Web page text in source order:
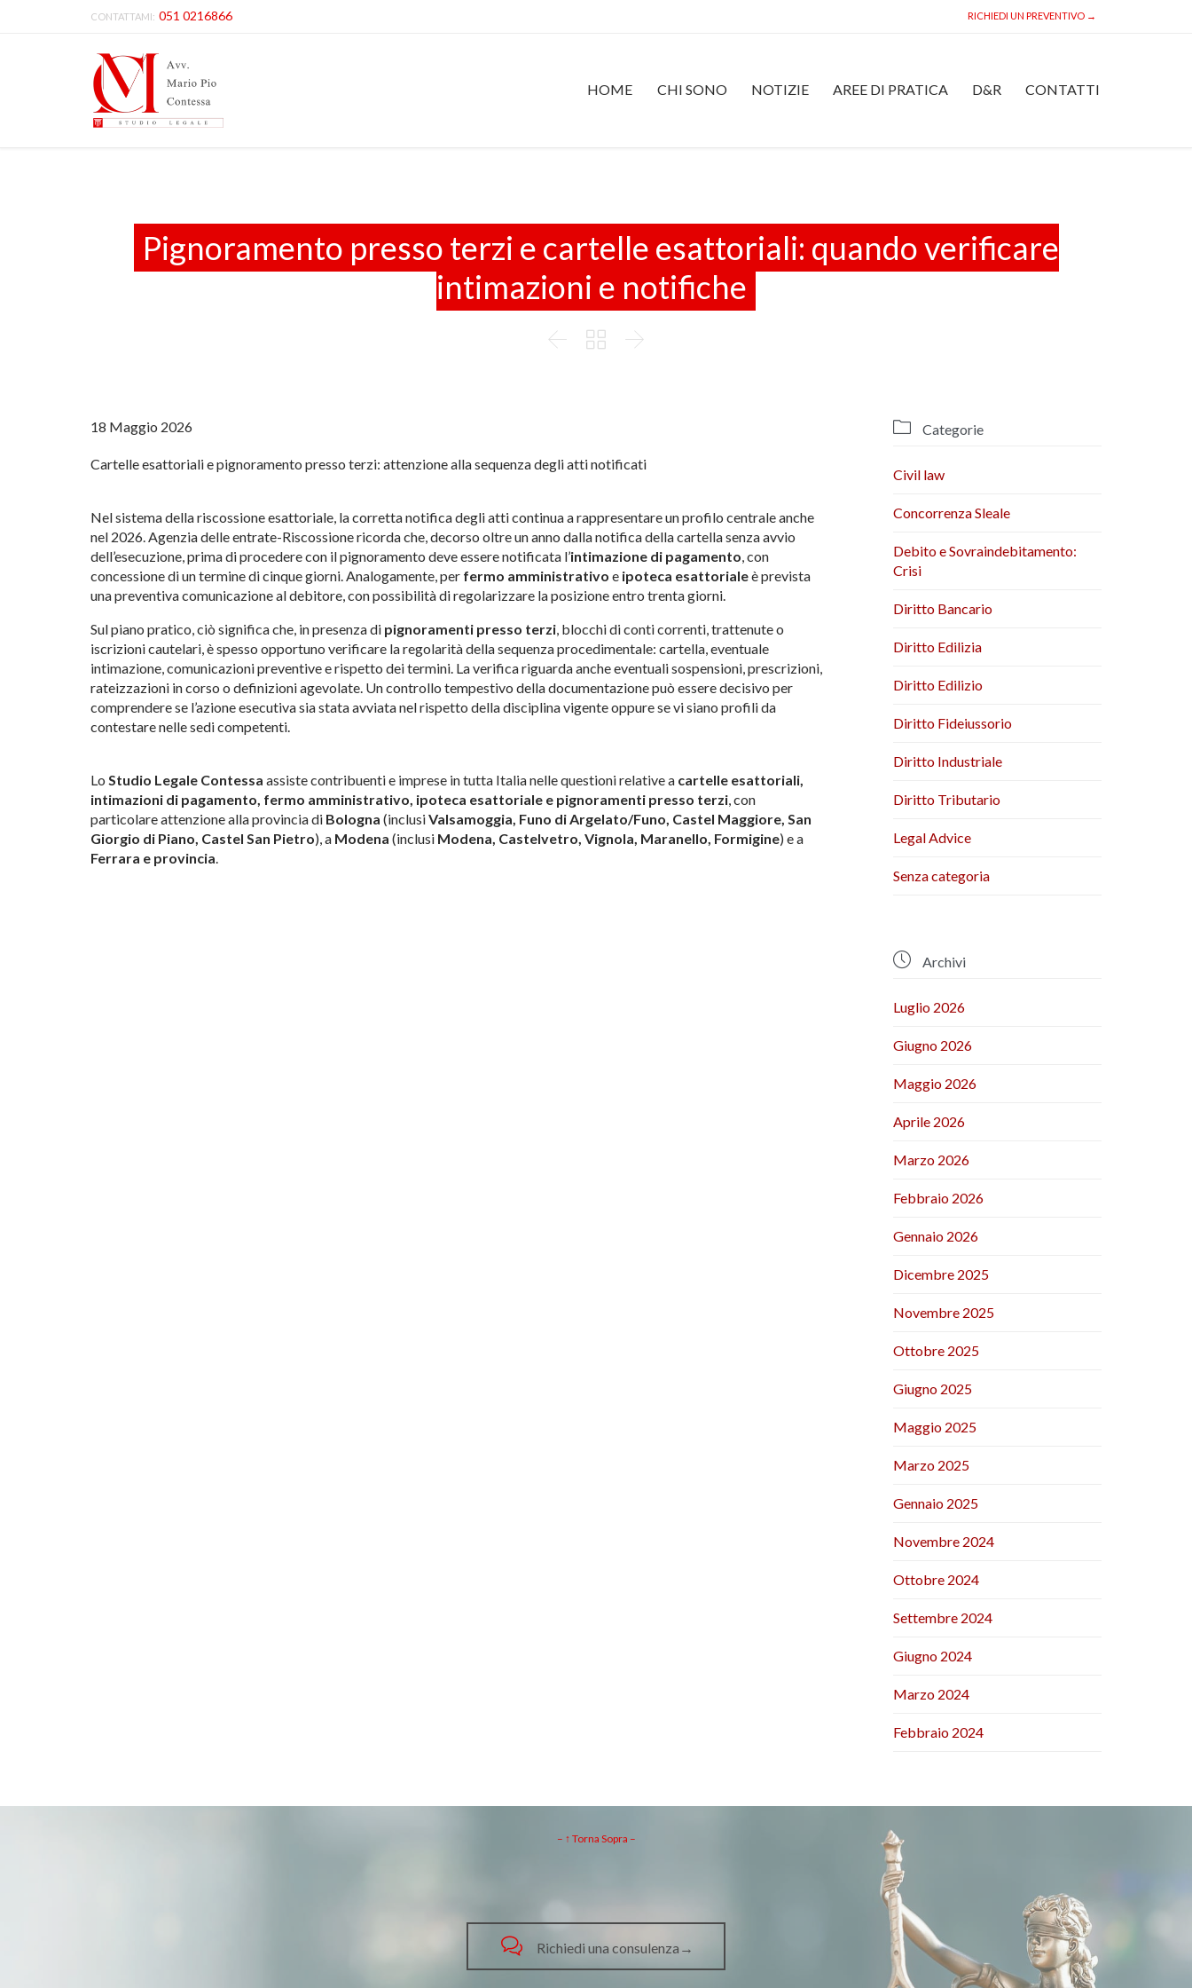
CONTATTAMI: 051 0216866 RICHIEDI UN PREVENTIVO →
HOME CHI SONO NOTIZIE AREE DI PRATICA D&R CONTATTI
Pignoramento presso terzi e cartelle esattoriali: quando verificare
intimazioni e notifiche
  
18 Maggio 2026
Cartelle esattoriali e pignoramento presso terzi: attenzione alla sequenza degli atti notificati
Nel sistema della riscossione esattoriale, la corretta notifica degli atti continua a rappresentare un profilo centrale anche
nel 2026. Agenzia delle entrate-Riscossione ricorda che, decorso oltre un anno dalla notifica della cartella senza avvio
dell’esecuzione, prima di procedere con il pignoramento deve essere notificata l’intimazione di pagamento, con
concessione di un termine di cinque giorni. Analogamente, per fermo amministrativo e ipoteca esattorialeè prevista
una preventiva comunicazione al debitore, con possibilità di regolarizzare la posizione entro trenta giorni.
Sul piano pratico, ciò significa che, in presenza di pignoramenti presso terzi, blocchi di conti correnti, trattenute o
iscrizioni cautelari, è spesso opportuno verificare la regolarità della sequenza procedimentale: cartella, eventuale
intimazione, comunicazioni preventive e rispetto dei termini. La verifica riguarda anche eventuali sospensioni, prescrizioni,
rateizzazioni in corso o definizioni agevolate. Un controllo tempestivo della documentazione può essere decisivo per
comprendere se l’azione esecutiva sia stata avviata nel rispetto della disciplina vigente oppure se vi siano profili da
contestare nelle sedi competenti.
Lo Studio Legale Contessa assiste contribuenti e imprese in tutta Italia nelle questioni relative a cartelle esattoriali,
intimazioni di pagamento, fermo amministrativo, ipoteca esattoriale e pignoramenti presso terzi, con
particolare attenzione alla provincia di Bologna (inclusiValsamoggia, Funo di Argelato/Funo, Castel Maggiore, San
Giorgio di Piano, Castel San Pietro), a Modena (inclusi Modena, Castelvetro, Vignola, Maranello, Formigine) e a
Ferrara e provincia.
 Categorie
Civil law
Concorrenza Sleale
Debito e Sovraindebitamento:
Crisi
Diritto Bancario
Diritto Edilizia
Diritto Edilizio
Diritto Fideiussorio
Diritto Industriale
Diritto Tributario
Legal Advice
Senza categoria
 Archivi
Luglio 2026
Giugno 2026
Maggio 2026
Aprile 2026
Marzo 2026
Febbraio 2026
Gennaio 2026
Dicembre 2025
Novembre 2025
Ottobre 2025
Giugno 2025
Maggio 2025
Marzo 2025
Gennaio 2025
Novembre 2024
Ottobre 2024
Settembre 2024
Giugno 2024
Marzo 2024
Febbraio 2024
– ↑ Torna Sopra –
 Richiedi una consulenza→